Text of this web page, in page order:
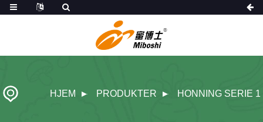
HJEM PRODUKTER HONNING SERIE 1